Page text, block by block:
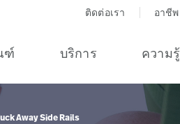
ติดต่อเรา อาชีพ
ฑ์ บริการ ความรู้
Away Side Rails